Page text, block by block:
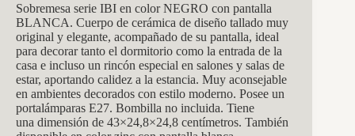
Sobremesa serie IBI en color NEGRO con pantalla
BLANCA. Cuerpo de cerámica de diseño tallado muy
original y elegante, acompañado de su pantalla, ideal
para decorar tanto el dormitorio como la entrada de la
casa e incluso un rincón especial en salones y salas de
estar, aportando calidez a la estancia. Muy aconsejable
en ambientes decorados con estilo moderno. Posee un
portalámparas E27. Bombilla no incluida. Tiene
una dimensión de 43×24,8×24,8 centímetros. También